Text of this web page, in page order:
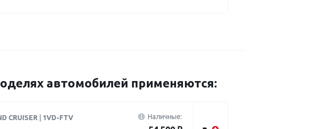
автомобилей применяются:
CRUISER 1VD-FTV Наличные: